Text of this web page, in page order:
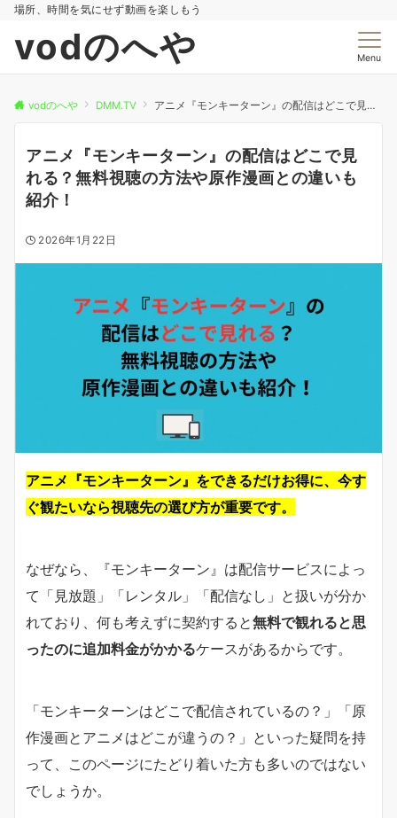
場所、時間を気にせず動画を楽しもう
vodのへや Menu
vodのへや DMM.TV アニメ『モンキーターン』の配信はどこで見れる？無料視聴の方法や原作漫画との違いも紹介！
アニメ『モンキーターン』の配信はどこで見
れる？無料視聴の方法や原作漫画との違いも
紹介！
2026年1月22日
アニメ『モンキーターン』をできるだけお得に、今す
ぐ観たいなら視聴先の選び方が重要です。
なぜなら、『モンキーターン』は配信サービスによっ
て「見放題」「レンタル」「配信なし」と扱いが分か
れており、何も考えずに契約すると無料で観れると思
ったのに追加料金がかかるケースがあるからです。
「モンキーターンはどこで配信されているの？」「原
作漫画とアニメはどこが違うの？」といった疑問を持
って、このページにたどり着いた方も多いのではない
でしょうか。